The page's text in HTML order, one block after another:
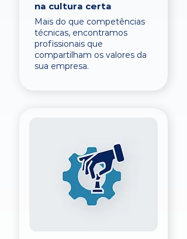
na cultura certa
Mais do que competências
técnicas, encontramos
profissionais que
compartilham os valores da
sua empresa.